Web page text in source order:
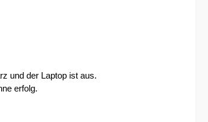
und der Laptop ist aus.
erfolg.